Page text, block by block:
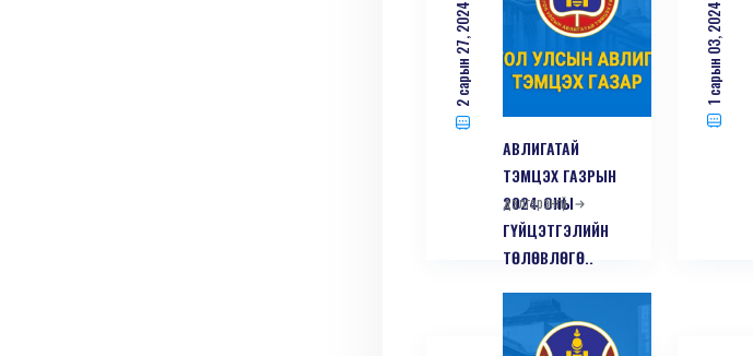
2 сарын 27, 2024
АВЛИГАТАЙ
ТЭМЦЭХ ГАЗРЫН
2024 ОНЫ
ГҮЙЦЭТГЭЛИЙН
ТӨЛӨВЛӨГӨ..
дэлгэрэнгүй
1 сарын 03, 2024